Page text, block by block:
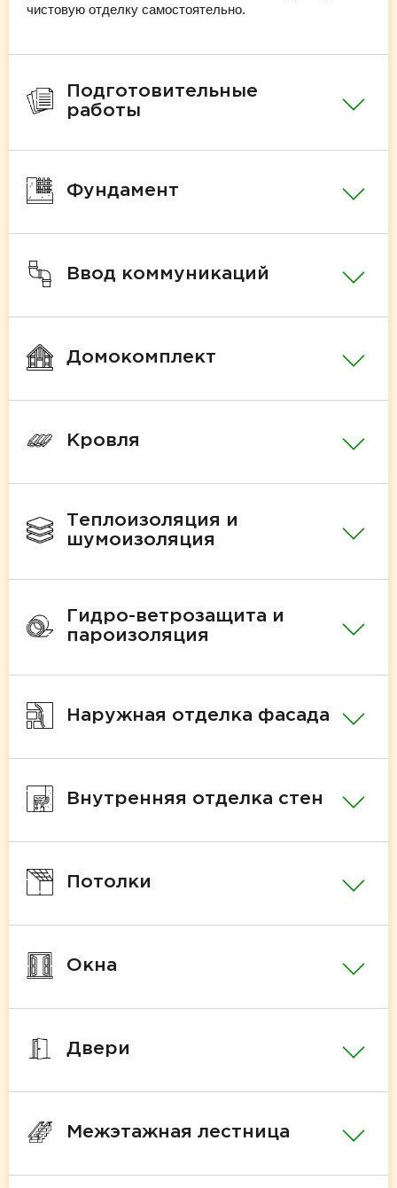
чистовую отделку самостоятельно.
Подготовительные
работы
Фундамент
Ввод коммуникаций
Домокомплект
Кровля
Теплоизоляция и
шумоизоляция
Гидро-ветрозащита и
пароизоляция
Наружная отделка фасада
Внутренняя отделка стен
Потолки
Окна
Двери
Межэтажная лестница